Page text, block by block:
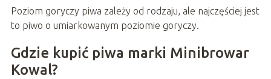
Poziom goryczy piwa zależy od rodzaju, ale najczęściej jest
to piwo o umiarkowanym poziomie goryczy.
Gdzie kupić piwa marki Minibrowar
Kowal?